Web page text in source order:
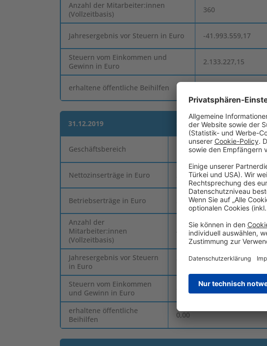
Anzahl der Mitarbeiter:innen
(Vollzeitbasis)
360
Jahresergebnis vor Steuern in Euro -41.993.559,17
Steuern vom Einkommen und
Gewinn in Euro
2.133.227,15
erhaltene öffentliche Beihilfen
31.12.2019 Österreich
Geschäftsbereich
Universale Bankgeschäfte /
Immobilienverwaltung
Nettozinserträge in Euro 207.293.138,94
Betriebserträge in Euro 223.908.228,96
Anzahl der
Mitarbeiter:innen
(Vollzeitbasis)
405
Jahresergebnis vor Steuern
in Euro
71.284.970,82
Steuern vom Einkommen
und Gewinn in Euro
-4.089.742,43
erhaltene öffentliche
Beihilfen
0,00